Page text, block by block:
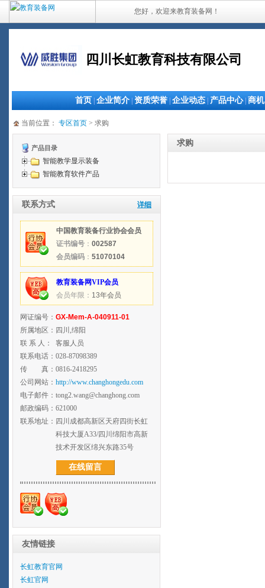
您好，欢迎来教育装备网！
四川长虹教育科技有限公司
首页 企业简介 资质荣誉 企业动态 产品中心| 商机
当前位置： 专区首页 > 求购
产品目录
智能教学显示装备
智能教育软件产品
联系方式 详细
中国教育装备行业协会会员
证书编号 ： 002587
会员编码 ： 51070104
教育装备网VIP会员
会员年限： 13年会员
网证编号： GX-Mem-A-040911-01
所属地区： 四川,绵阳
联 系 人：
客服人员
联系电话： 028-87098389
传 真： 0816-2418295
公司网站： http://www.changhongedu.com
电子邮件： tong2.wang@changhong.com
邮政编码： 621000
联系地址： 四川成都高新区天府四街长虹
科技大厦A33/四川绵阳市高新
技术开发区绵兴东路35号
在线留言
友情链接
长虹教育官网
长虹官网
求购